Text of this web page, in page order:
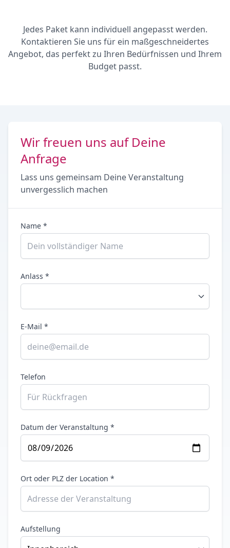
Jedes Paket kann individuell angepasst werden.
Kontaktieren Sie uns für ein maßgeschneidertes
Angebot, das perfekt zu Ihren Bedürfnissen und Ihrem
Budget passt.
Wir freuen uns auf Deine
Anfrage
Lass uns gemeinsam Deine Veranstaltung
unvergesslich machen
Name *
Anlass *
E-Mail *
Telefon
Datum der Veranstaltung *
Ort oder PLZ der Location *
Aufstellung